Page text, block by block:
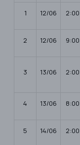
1 12/06 2:00
2 12/06 9:00
3 13/06 2:00
4 13/06 8:00
5 14/06 2:00